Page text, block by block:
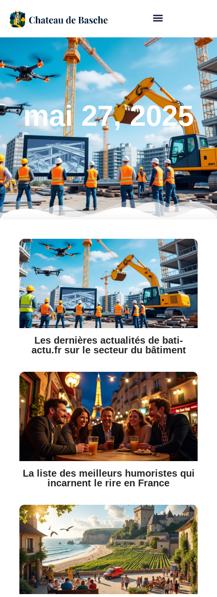
mai 27, 2025
Les dernières actualités de bati-
actu.fr sur le secteur du bâtiment
La liste des meilleurs humoristes qui
incarnent le rire en France